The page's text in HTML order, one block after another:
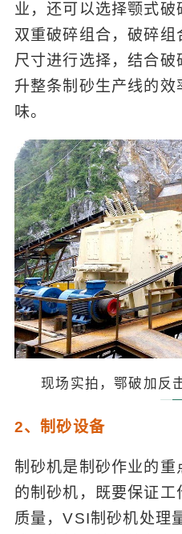
业，还可以选择颚式
双重破碎组合，破碎
尺寸进行选择，结合
升整条制砂生产线的效
味。
现场实拍，鄂破加反
2、制砂设备
制砂机是制砂作业的重
的制砂机，既要保证
质量，VSI制砂机处理